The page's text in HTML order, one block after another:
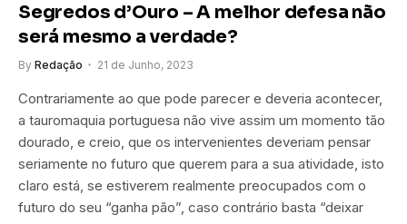
Segredos d’Ouro – A melhor defesa não
será mesmo a verdade?
By Redação 21 de Junho, 2023
Contrariamente ao que pode parecer e deveria acontecer,
a tauromaquia portuguesa não vive assim um momento tão
dourado, e creio, que os intervenientes deveriam pensar
seriamente no futuro que querem para a sua atividade, isto
claro está, se estiverem realmente preocupados com o
futuro do seu “ganha pão”, caso contrário basta “deixar